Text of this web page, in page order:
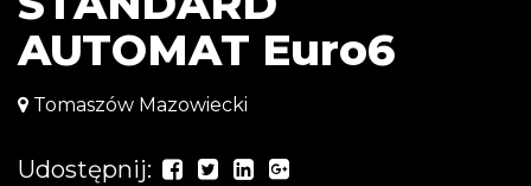
AUTOMAT Euro6
Tomaszów Mazowiecki
Udostępnij: